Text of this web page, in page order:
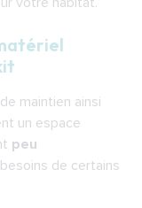
maintien ainsi
un espace
peu
de certains